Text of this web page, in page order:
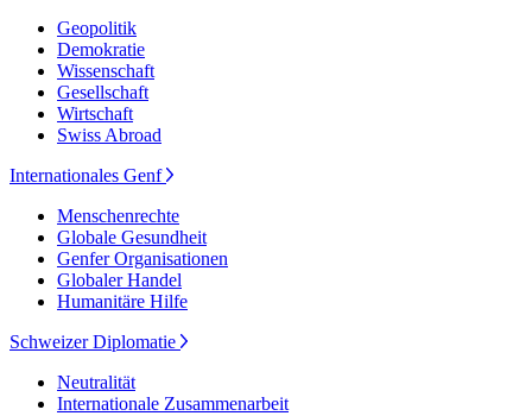
Geopolitik
Demokratie
Wissenschaft
Gesellschaft
Wirtschaft
Swiss Abroad
Internationales Genf
Menschenrechte
Globale Gesundheit
Genfer Organisationen
Globaler Handel
Humanitäre Hilfe
Schweizer Diplomatie
Neutralität
Internationale Zusammenarbeit